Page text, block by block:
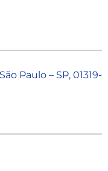
Paulo – SP, 01319-